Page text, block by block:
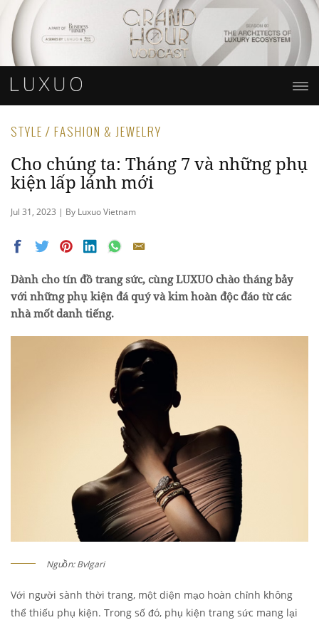
STYLE / FASHION & JEWELRY
Cho chúng ta: Tháng 7 và những phụ
kiện lấp lánh mới
Jul 31, 2023 | By Luxuo Vietnam
Dành cho tín đồ trang sức, cùng LUXUO chào tháng bảy
với những phụ kiện đá quý và kim hoàn độc đáo từ các
nhà mốt danh tiếng.
Nguồn: Bvlgari
Với người sành thời trang, một diện mạo hoàn chỉnh không
thể thiếu phụ kiện. Trong số đó, phụ kiện trang sức mang lại